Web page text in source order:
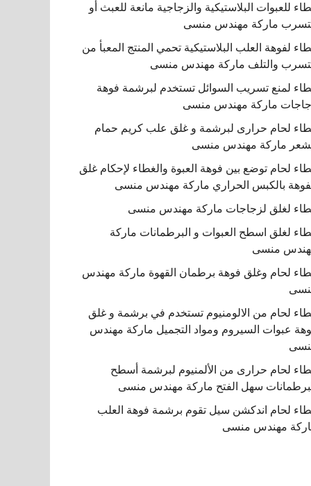
للعبوات البلاستيكية والزجاجية مانعة للعبث أو
ماركة مهندس منسى
لفوهة العلب البلاستيكية تحمي المنتج المعبأ من
والتلف ماركة مهندس منسى
لمنع تسريب السوائل تستخدم لبرشمة فوهة
ماركة مهندس منسى
لحام حرارى لبرشمة و غلق علب كريم حمام
ماركة مهندس منسى
لحام توضع بين فوهة العبوة والغطاء لإحكام غلق
بالكبس الحراري ماركة مهندس منسى
لغلق لزجاجات ماركة مهندس منسى
لغلق اسطح العبوات و البرطمانات ماركة
منسى
لحام وغلق فوهة برطمان القهوة ماركة مهندس
لحام من الالومنيوم تستخدم في برشمة و غلق
عبوات السيروم ومواد التجميل ماركة مهندس
لحام حرارى من الألمنيوم لبرشمة أسطح
سهل الفتح ماركة مهندس منسى
لحام اندكشن سيل تقوم برشمة فوهة العلب
مهندس منسى